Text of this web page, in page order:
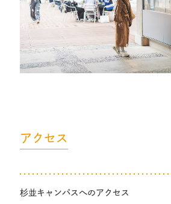
アクセス
杉並キャンパスへのアクセス